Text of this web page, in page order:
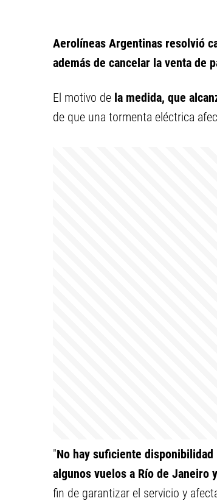
Aerolíneas Argentinas resolvió
además de cancelar la venta de
El motivo de la medida, que
de que una tormenta eléctrica
"No hay suficiente
algunos vuelos a Río de Janeiro
fin de garantizar el servicio y